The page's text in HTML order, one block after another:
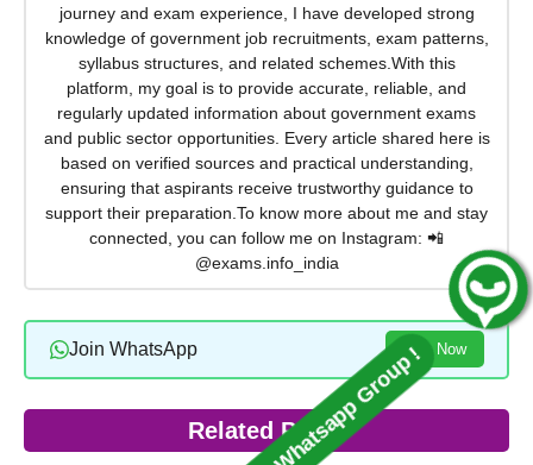
journey and exam experience, I have developed strong
knowledge of government job recruitments, exam patterns,
syllabus structures, and related schemes.With this
platform, my goal is to provide accurate, reliable, and
regularly updated information about government exams
and public sector opportunities. Every article shared here is
based on verified sources and practical understanding,
ensuring that aspirants receive trustworthy guidance to
support their preparation.To know more about me and stay
connected, you can follow me on Instagram: 📲
@exams.info_india
Join WhatsApp Join Now
Related Posts
Join Whatsapp Group !